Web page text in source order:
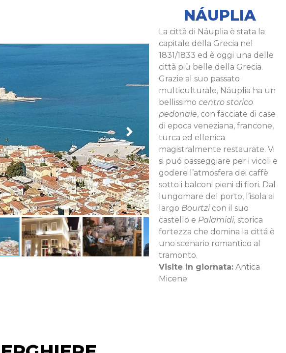
NÁUPLIA
La città di Náuplia è stata la
capitale della Grecia nel
1831/1833 ed è oggi una delle
città più belle della Grecia.
Grazie al suo passato
multiculturale, Náuplia ha un
bellissimocentro storico
pedonale, con facciate di case
di epoca veneziana, francone,
turca ed ellenica
magistralmente restaurate. Vi
si puó passeggiare per i vicoli e
godere l’atmosfera dei caffè
sotto i balconi pieni di fiori. Dal
lungomare del porto, l’isola al
largo Bourtzicon il suo
castello e Palamidi, storica
fortezza che domina la cittá è
uno scenario romantico al
tramonto.
Visite in giornata: Antica
Micene